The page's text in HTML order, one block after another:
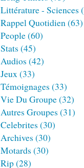
Littérature - Sciences
Rappel Quotidien(63)
People(60)
Stats (45)
Audios (42)
Jeux(33)
Témoignages (33)
Vie Du Groupe(32)
Autres Groupes (31)
Celebrites (30)
Archives (30)
Motards (30)
Rip(28)